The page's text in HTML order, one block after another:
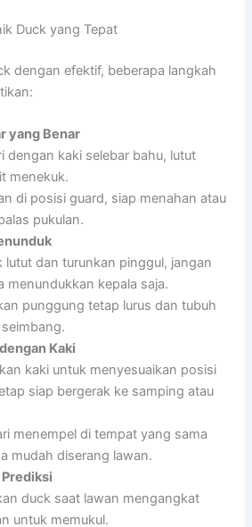
Duck yang Tepat
dengan efektif, beberapa langkah
yang Benar
dengan kaki selebar bahu, lutut
menekuk.
di posisi guard, siap menahan atau
pukulan.
lutut dan turunkan pinggul, jangan
menundukkan kepala saja.
punggung tetap lurus dan tubuh
Kaki
kaki untuk menyesuaikan posisi
siap bergerak ke samping atau
menempel di tempat yang sama
mudah diserang lawan.
duck saat lawan mengangkat
untuk memukul.